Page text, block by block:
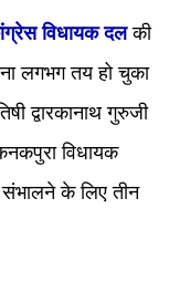
विधायक दलकी
लगभग तय हो चुका
द्वारकानाथ गुरुजी
विधायक
के लिए तीन